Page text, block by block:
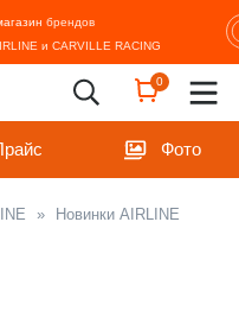
брендов
и CARVILLE RACING
0
Фото
»
Новинки AIRLINE